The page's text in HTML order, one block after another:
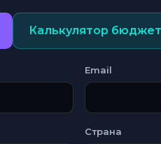
Калькулятор
Email
Страна